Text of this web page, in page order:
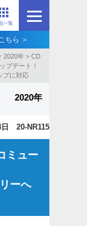
一覧
ちら ＞
2020年 > CD
プデート！
プに対応
2020年
日 20-NR115
ミュー
ーへ